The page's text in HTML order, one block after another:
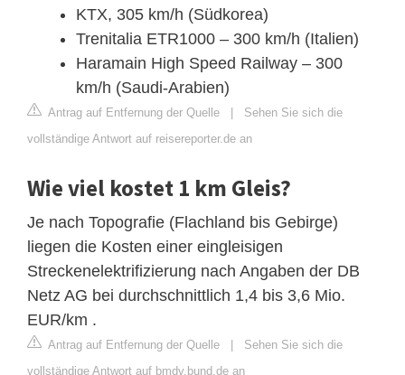
KTX, 305 km/h (Südkorea)
Trenitalia ETR1000 – 300 km/h (Italien)
Haramain High Speed ​​Railway – 300
km/h (Saudi-Arabien)
Antrag auf Entfernung der Quelle | Sehen Sie sich die
vollständige Antwort auf reisereporter.de an
Wie viel kostet 1 km Gleis?
Je nach Topografie (Flachland bis Gebirge)
liegen die Kosten einer eingleisigen
Streckenelektrifizierung nach Angaben der DB
Netz AG bei durchschnittlich 1,4 bis 3,6 Mio.
EUR/km .
Antrag auf Entfernung der Quelle | Sehen Sie sich die
vollständige Antwort auf bmdv.bund.de an